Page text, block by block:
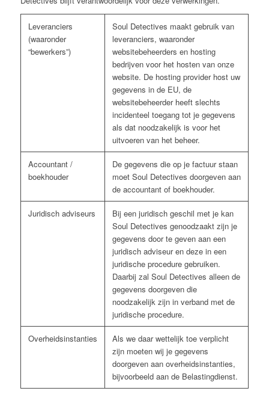
Leveranciers
(waaronder
“bewerkers”)
Soul Detectives maakt gebruik van
leveranciers, waaronder
websitebeheerders en hosting
bedrijven voor het hosten van onze
website. De hosting provider host uw
gegevens in de EU, de
websitebeheerder heeft slechts
incidenteel toegang tot je gegevens
als dat noodzakelijk is voor het
uitvoeren van het beheer.
Accountant /
boekhouder
De gegevens die op je factuur staan
moet Soul Detectives doorgeven aan
de accountant of boekhouder.
Juridisch adviseurs
Bij een juridisch geschil met je kan
Soul Detectives genoodzaakt zijn je
gegevens door te geven aan een
juridisch adviseur en deze in een
juridische procedure gebruiken.
Daarbij zal Soul Detectives alleen de
gegevens doorgeven die
noodzakelijk zijn in verband met de
juridische procedure.
Overheidsinstanties
Als we daar wettelijk toe verplicht
zijn moeten wij je gegevens
doorgeven aan overheidsinstanties,
bijvoorbeeld aan de Belastingdienst.